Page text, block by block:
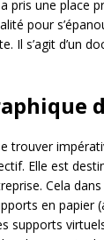
pris une place
pour
Il s’agit d’un
trouver
Elle est
Cela
en papier
supports